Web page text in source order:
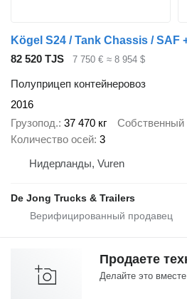
Kögel S24 / Tank Chassis / SAF
82 520 TJS
7 750 € ≈ 8 954 $
Полуприцеп контейнеровоз
2016
Грузопод. 37 470 кг Собственный
Количество осей 3
Нидерланды, Vuren
De Jong Trucks & Trailers
Продаете
Делайте это